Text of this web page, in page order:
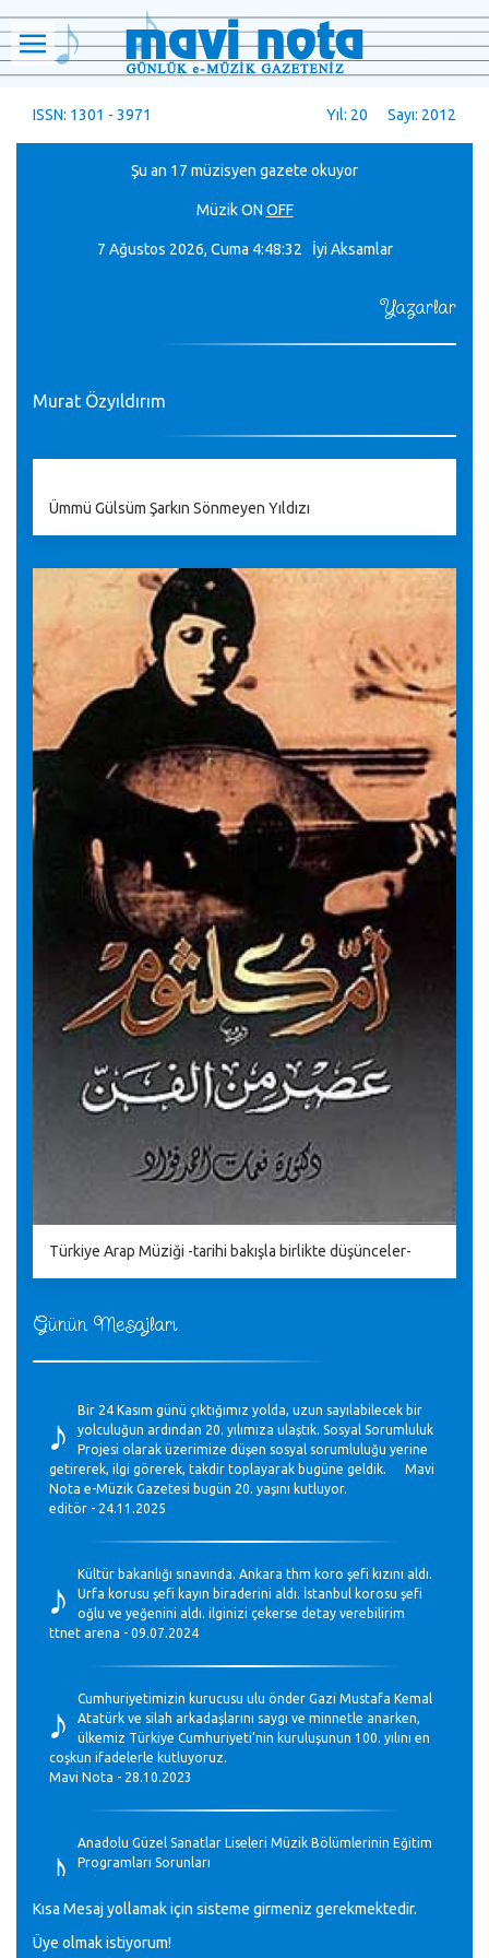
ISSN: 1301 - 3971 Yıl: 20 Sayı: 2012
Şu an 17 müzisyen gazete okuyor
MüzikON OFF
7 Ağustos 2026, Cuma 4:48:32 İyi Aksamlar
Günün Mesajları
♪
Bir 24 Kasım günü çıktığımız yolda, uzun sayılabilecek bir
yolculuğun ardından 20. yılımıza ulaştık. Sosyal Sorumluluk
Projesi olarak üzerimize düşen sosyal sorumluluğu yerine
getirerek, ilgi görerek, takdir toplayarak bugüne geldik. Mavi
Nota e-Müzik Gazetesi bugün 20. yaşını kutluyor.
editör - 24.11.2025
♪
Kültür bakanlığı sınavında. Ankara thm koro şefi kızını aldı.
Urfa korusu şefi kayın biraderini aldı. İstanbul korosu şefi
oğlu ve yeğenini aldı. ilginizi çekerse detay verebilirim
ttnet arena - 09.07.2024
♪
Cumhuriyetimizin kurucusu ulu önder Gazi Mustafa Kemal
Atatürk ve silah arkadaşlarını saygı ve minnetle anarken,
ülkemiz Türkiye Cumhuriyeti’nin kuruluşunun 100. yılını en
coşkun ifadelerle kutluyoruz.
Mavi Nota - 28.10.2023
♪
Anadolu Güzel Sanatlar Liseleri Müzik Bölümlerinin Eğitim
Programları Sorunları
GEÇMİŞ OLSUN TÜRKİYE!
Kısa Mesaj yollamak için sisteme girmeniz gerekmektedir.
Üye olmak istiyorum!
Yazarlar
Murat Özyıldırım
Ümmü Gülsüm Şarkın Sönmeyen Yıldızı
Türkiye Arap Müziği -tarihi bakışla birlikte düşünceler-